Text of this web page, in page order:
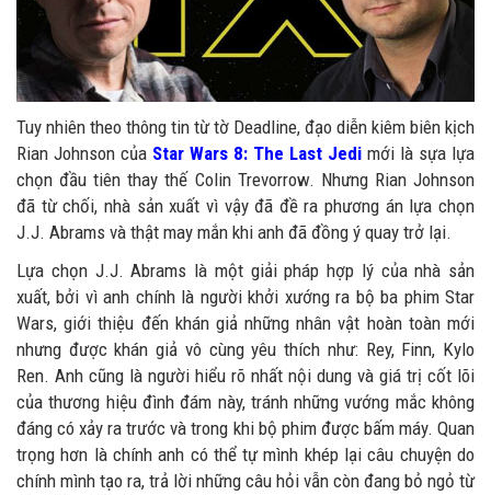
Tuy nhiên theo thông tin từ tờ Deadline, đạo diễn kiêm biên kịch
Rian Johnson của Star Wars 8: The Last Jedi mới là sựa lựa
chọn đầu tiên thay thế Colin Trevorrow. Nhưng Rian Johnson
đã từ chối, nhà sản xuất vì vậy đã đề ra phương án lựa chọn
J.J. Abrams và thật may mắn khi anh đã đồng ý quay trở lại.
Lựa chọn J.J. Abrams là một giải pháp hợp lý của nhà sản
xuất, bởi vì anh chính là người khởi xướng ra bộ ba phim Star
Wars, giới thiệu đến khán giả những nhân vật hoàn toàn mới
nhưng được khán giả vô cùng yêu thích như: Rey, Finn, Kylo
Ren. Anh cũng là người hiểu rõ nhất nội dung và giá trị cốt lõi
của thương hiệu đình đám này, tránh những vướng mắc không
đáng có xảy ra trước và trong khi bộ phim được bấm máy. Quan
trọng hơn là chính anh có thể tự mình khép lại câu chuyện do
chính mình tạo ra, trả lời những câu hỏi vẫn còn đang bỏ ngỏ từ